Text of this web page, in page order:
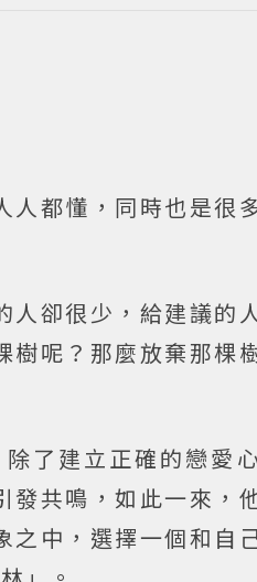
都懂，同時也是很
卻很少，給建議的
呢？那麼放棄那棵
了建立正確的戀愛
共鳴，如此一來，
中，選擇一個和自